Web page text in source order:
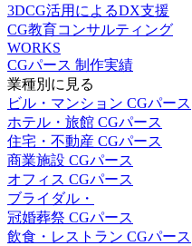
3DCG活用によるDX支援
CG教育コンサルティング
WORKS
CGパース 制作実績
業種別に見る
ビル・マンション CGパース
ホテル・旅館 CGパース
住宅・不動産 CGパース
商業施設 CGパース
オフィス CGパース
ブライダル・
冠婚葬祭 CGパース
飲食・レストラン CGパース